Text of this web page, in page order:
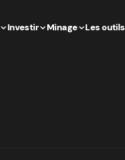
Investir Minage Les outils